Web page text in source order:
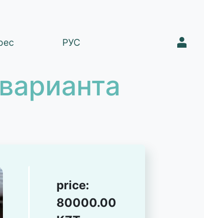
РУС 1
price:
80000.00